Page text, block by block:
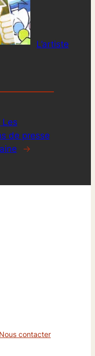
L’artiste
Les
de presse
→
contacter